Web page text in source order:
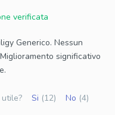
verificata
Generico. Nessun
significativo
Si (12) No (4)